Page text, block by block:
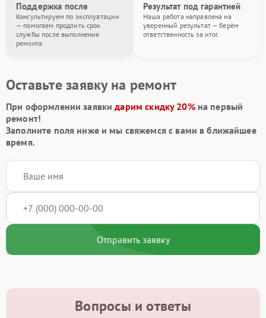
Поддержка после
Консультируем по эксплуатации
— помогаем продлить срок
службы после выполнения
ремонта.
Результат под гарантией
Наша работа направлена на
уверенный результат — берём
ответственность за итог.
Оставьте заявку на ремонт
При оформлении заявкидарим скидку 20%на первый
ремонт!
Заполните поля ниже и мы свяжемся с вами в ближайшее
время.
Отправить заявку
Вопросы и ответы